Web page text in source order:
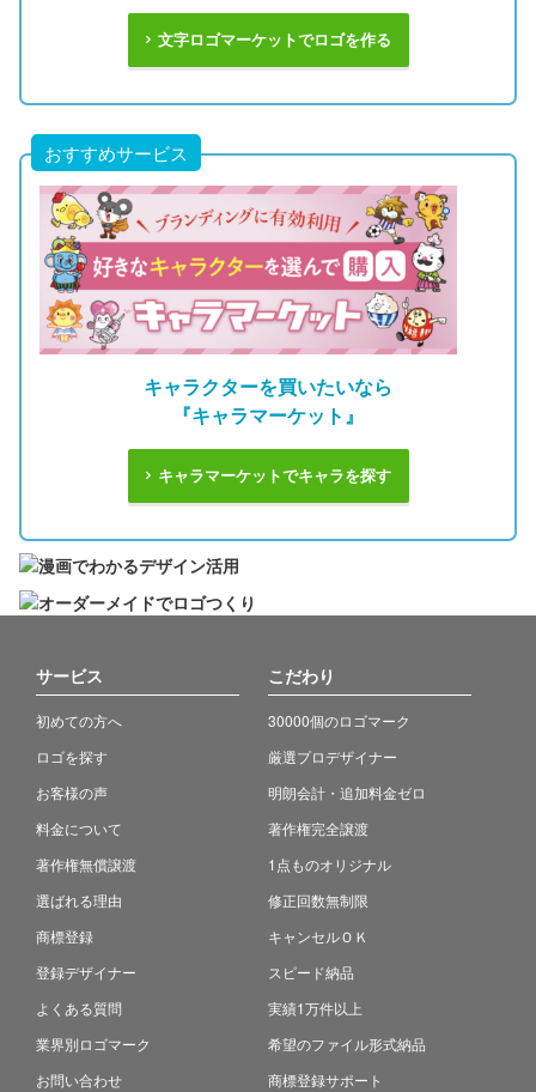
文字ロゴマーケットでロゴを作る
おすすめサービス
キャラクターを買いたいなら
『キャラマーケット』
キャラマーケットでキャラを探す
サービス
初めての方へ
ロゴを探す
お客様の声
料金について
著作権無償譲渡
選ばれる理由
商標登録
登録デザイナー
よくある質問
業界別ロゴマーク
お問い合わせ
こだわり
30000個のロゴマーク
厳選プロデザイナー
明朗会計・追加料金ゼロ
著作権完全譲渡
1点ものオリジナル
修正回数無制限
キャンセルＯＫ
スピード納品
実績1万件以上
希望のファイル形式納品
商標登録サポート